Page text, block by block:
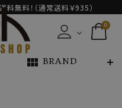
無料！（通常送料￥935）
0
view_module BRAND